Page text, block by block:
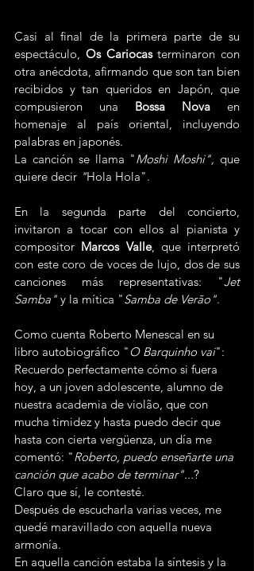
Casi al final de la primera parte de su
espectáculo, Os Cariocas terminaron con
otra anécdota, afirmando que son tan bien
recibidos y tan queridos en Japón, que
compusieron una Bossa Nova en
homenaje al país oriental, incluyendo
palabras en japonés.
La canción se llama "Moshi Moshi", que
quiere decir "Hola Hola".
En la segunda parte del concierto,
invitaron a tocar con ellos al pianista y
compositor Marcos Valle, que interpretó
con este coro de voces de lujo, dos de sus
canciones más representativas: "Jet
Samba" y la mítica "Samba de Verão".
Como cuenta Roberto Menescal en su
libro autobiográfico " O Barquinho vai":
Recuerdo perfectamente cómo si fuera
hoy, a un joven adolescente, alumno de
nuestra academia de violão, que con
mucha timidez y hasta puedo decir que
hasta con cierta vergüenza, un día me
comentó: "Roberto, puedo enseñarte una
canción que acabo de terminar"...?
Claro que sí, le contesté.
Después de escucharla varias veces, me
quedé maravillado con aquella nueva
armonía.
En aquella canción estaba la síntesis y la